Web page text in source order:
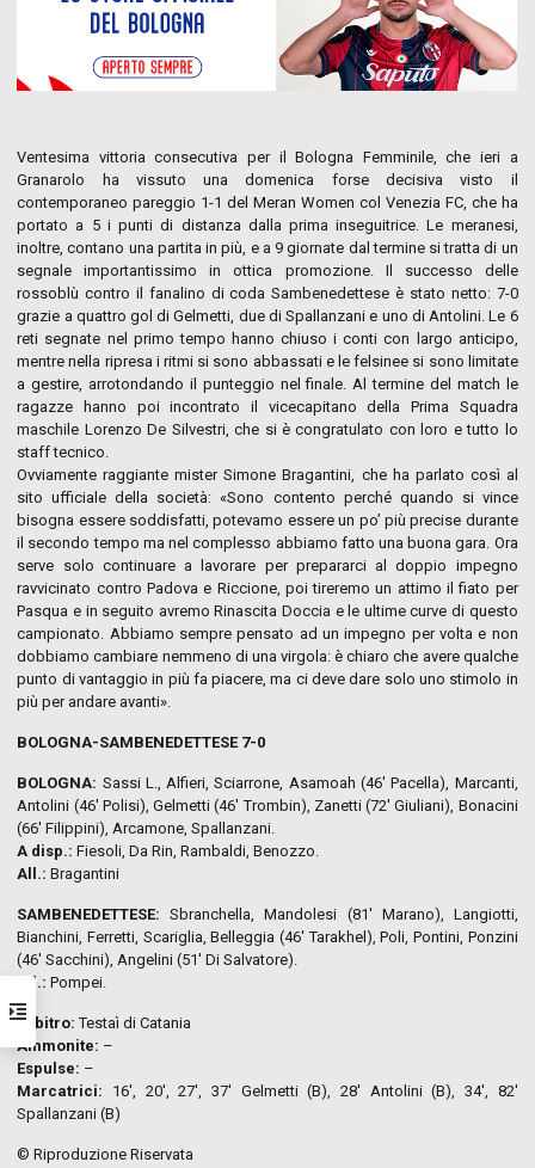
Ventesima vittoria consecutiva per il Bologna Femminile, che ieri a
Granarolo ha vissuto una domenica forse decisiva visto il
contemporaneo pareggio 1-1 del Meran Women col Venezia FC, che ha
portato a 5 i punti di distanza dalla prima inseguitrice. Le meranesi,
inoltre, contano una partita in più, e a 9 giornate dal termine si tratta di un
segnale importantissimo in ottica promozione. Il successo delle
rossoblù contro il fanalino di coda Sambenedettese è stato netto: 7-0
grazie a quattro gol di Gelmetti, due di Spallanzani e uno di Antolini. Le 6
reti segnate nel primo tempo hanno chiuso i conti con largo anticipo,
mentre nella ripresa i ritmi si sono abbassati e le felsinee si sono limitate
a gestire, arrotondando il punteggio nel finale. Al termine del match le
ragazze hanno poi incontrato il vicecapitano della Prima Squadra
maschile Lorenzo De Silvestri, che si è congratulato con loro e tutto lo
staff tecnico.
Ovviamente raggiante mister Simone Bragantini, che ha parlato così al
sito ufficiale della società: «Sono contento perché quando si vince
bisogna essere soddisfatti, potevamo essere un po’ più precise durante
il secondo tempo ma nel complesso abbiamo fatto una buona gara. Ora
serve solo continuare a lavorare per prepararci al doppio impegno
ravvicinato contro Padova e Riccione, poi tireremo un attimo il fiato per
Pasqua e in seguito avremo Rinascita Doccia e le ultime curve di questo
campionato. Abbiamo sempre pensato ad un impegno per volta e non
dobbiamo cambiare nemmeno di una virgola: è chiaro che avere qualche
punto di vantaggio in più fa piacere, ma ci deve dare solo uno stimolo in
più per andare avanti».
BOLOGNA-SAMBENEDETTESE 7-0
BOLOGNA: Sassi L., Alfieri, Sciarrone, Asamoah (46′ Pacella), Marcanti,
Antolini (46′ Polisi), Gelmetti (46′ Trombin), Zanetti (72′ Giuliani), Bonacini
(66′ Filippini), Arcamone, Spallanzani.
A disp.: Fiesoli, Da Rin, Rambaldi, Benozzo.
All.: Bragantini
SAMBENEDETTESE: Sbranchella, Mandolesi (81′ Marano), Langiotti,
Bianchini, Ferretti, Scariglia, Belleggia (46′ Tarakhel), Poli, Pontini, Ponzini
(46′ Sacchini), Angelini (51′ Di Salvatore).
All.: Pompei.
Arbitro: Testaì di Catania
Ammonite: –
Espulse: –
Marcatrici: 16′, 20′, 27′, 37′ Gelmetti (B), 28′ Antolini (B), 34′, 82′
Spallanzani (B)
© Riproduzione Riservata